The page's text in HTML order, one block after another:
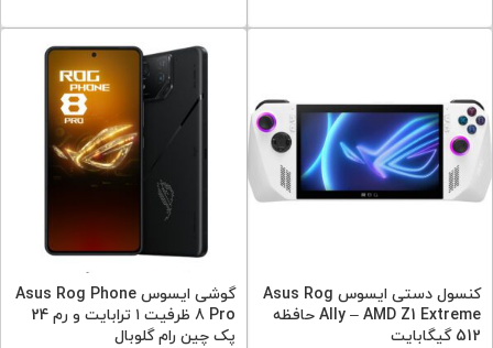
کنسول دستی ایسوس Asus Rog
Ally – AMD Z1 Extreme حافظه
512 گیگابایت
گوشی ایسوس Asus Rog Phone
8 Pro ظرفیت ۱ ترابایت و رم 24
پک چین رام گلوبال